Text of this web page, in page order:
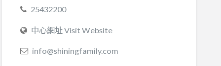
25432200
中心網址 Visit Website
info@shiningfamily.com